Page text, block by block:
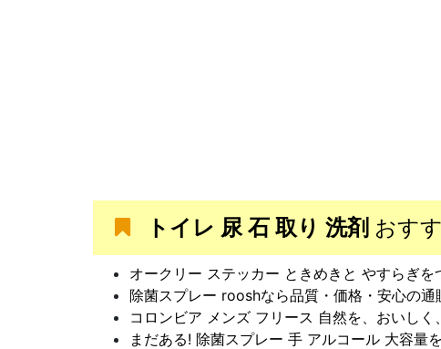
トイレ 尿 石 取り 洗剤 おす
オークリー ステッカー ときめきと やすらぎを
除菌スプレー rooshなら品質・価格・安心の通
コロンビア メンズ フリース 自然を、おいしく
まだある! 除菌スプレー 手 アルコール 大容量